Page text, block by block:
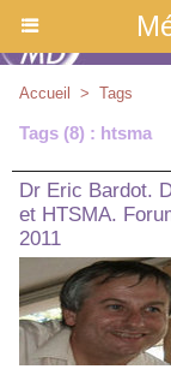
Accueil > Tags
Tags (8) : htsma
Dr Eric Bardot.
et HTSMA.
2011